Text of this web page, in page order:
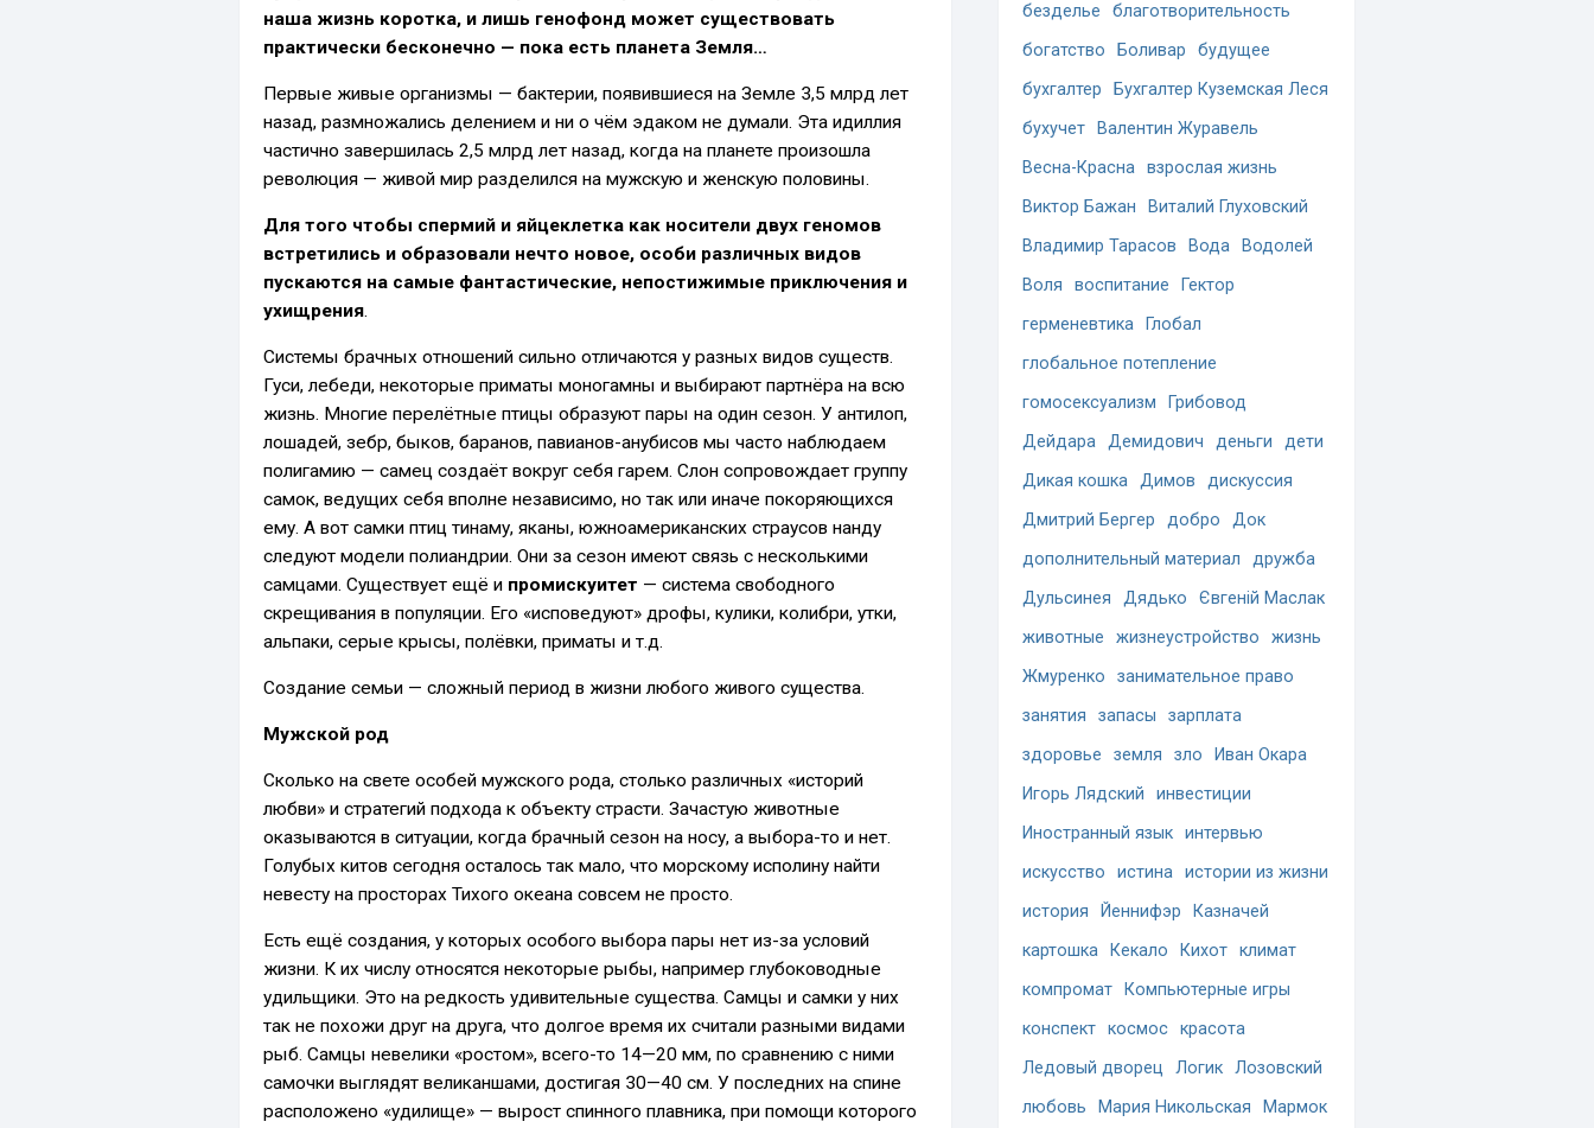
наша жизнь коротка, и лишь генофонд может существовать
практически бесконечно — пока есть планета Земля…
Первые живые организмы — бактерии, появившиеся на Земле 3,5 млрд лет
назад, размножались делением и ни о чём эдаком не думали. Эта идиллия
частично завершилась 2,5 млрд лет назад, когда на планете произошла
революция — живой мир разделился на мужскую и женскую половины.
Для того чтобы спермий и яйцеклетка как носители двух геномов
встретились и образовали нечто новое, особи различных видов
пускаются на самые фантастические, непостижимые приключения и
ухищрения.
Системы брачных отношений сильно отличаются у разных видов существ.
Гуси, лебеди, некоторые приматы моногамны и выбирают партнёра на всю
жизнь. Многие перелётные птицы образуют пары на один сезон. У антилоп,
лошадей, зебр, быков, баранов, павианов-анубисов мы часто наблюдаем
полигамию — самец создаёт вокруг себя гарем. Слон сопровождает группу
самок, ведущих себя вполне независимо, но так или иначе покоряющихся
ему. А вот самки птиц тинаму, яканы, южноамериканских страусов нанду
следуют модели полиандрии. Они за сезон имеют связь с несколькими
самцами. Существует ещё и промискуитет — система свободного
скрещивания в популяции. Его «исповедуют» дрофы, кулики, колибри, утки,
альпаки, серые крысы, полёвки, приматы и т.д.
Создание семьи — сложный период в жизни любого живого существа.
Мужской род
Сколько на свете особей мужского рода, столько различных «историй
любви» и стратегий подхода к объекту страсти. Зачастую животные
оказываются в ситуации, когда брачный сезон на носу, а выбора-то и нет.
Голубых китов сегодня осталось так мало, что морскому исполину найти
невесту на просторах Тихого океана совсем не просто.
Есть ещё создания, у которых особого выбора пары нет из-за условий
жизни. К их числу относятся некоторые рыбы, например глубоководные
удильщики. Это на редкость удивительные существа. Самцы и самки у них
так не похожи друг на друга, что долгое время их считали разными видами
рыб. Самцы невелики «ростом», всего-то 14—20 мм, по сравнению с ними
самочки выглядят великаншами, достигая 30—40 см. У последних на спине
расположено «удилище» — вырост спинного плавника, при помощи которого
безделье
благотворительность
богатство
Боливар
будущее
бухгалтер
Бухгалтер Куземская Леся
бухучет
Валентин Журавель
Весна-Красна взрослая жизнь
Виктор Бажан
Виталий Глуховский
Владимир Тарасов
Вода
Водолей
Воля
воспитание
Гектор
герменевтика
Глобал
глобальное потепление
гомосексуализм
Грибовод
Дейдара Демидович деньги
дети
Дикая кошка Димов
дискуссия
Дмитрий Бергер
добро
Док
дополнительный материал
дружба
Дульсинея
Дядько
Євгеній Маслак
животные
жизнеустройство
жизнь
Жмуренко
занимательное право
занятия
запасы
зарплата
здоровье
земля зло
Иван Окара
Игорь Лядский
инвестиции
Иностранный язык интервью
искусство
истина истории из жизни
история
Йеннифэр
Казначей
картошка
Кекало Кихот климат
компромат
Компьютерные игры
конспект космос красота
Ледовый дворец
Логик Лозовский
любовь
Мария Никольская
Мармок